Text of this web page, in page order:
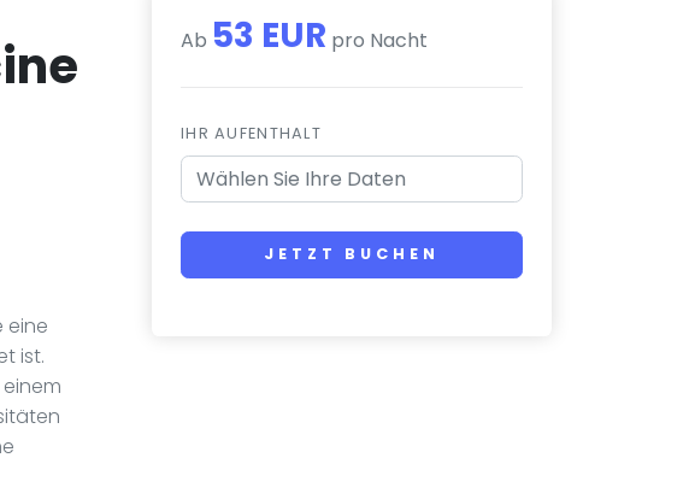
eine
ist.
Ab 53 EUR pro Nacht
IHR AUFENTHALT
JETZT BUCHEN